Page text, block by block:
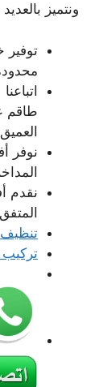
ونتميز
توفير
طاقم
نوفر
نقدم